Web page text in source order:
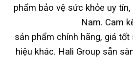
phẩm bảo vệ sức khỏe uy
Nam. Cam
sản phẩm chính hãng, giá
hiệu khác. Hali Group sẵn